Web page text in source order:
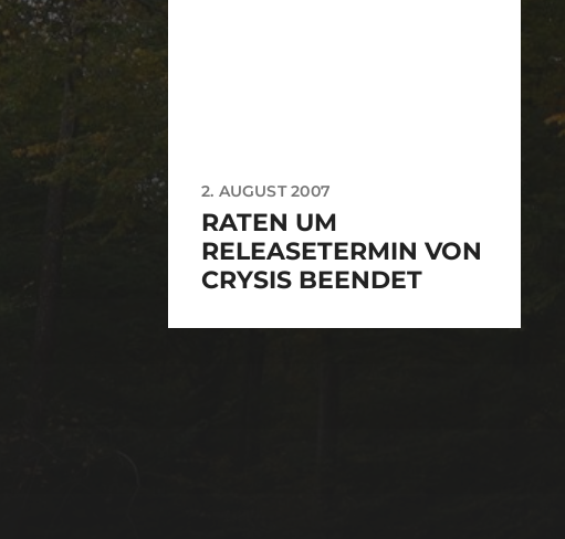
2. AUGUST 2007
RATEN UM
RELEASETERMIN VON
CRYSIS BEENDET